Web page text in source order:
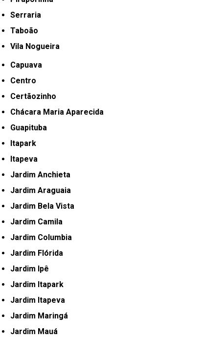
Serraria
Taboão
Vila Nogueira
Capuava
Centro
Certãozinho
Chácara Maria Aparecida
Guapituba
Itapark
Itapeva
Jardim Anchieta
Jardim Araguaia
Jardim Bela Vista
Jardim Camila
Jardim Columbia
Jardim Flórida
Jardim Ipê
Jardim Itapark
Jardim Itapeva
Jardim Maringá
Jardim Mauá